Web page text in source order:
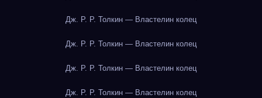
Дж. Р. Р. Толкин — Властелин колец
Дж. Р. Р. Толкин — Властелин колец
Дж. Р. Р. Толкин — Властелин колец
Дж. Р. Р. Толкин — Властелин колец